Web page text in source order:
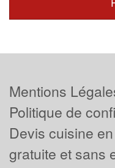
Mentions
Politique de
Devis cuisine
gratuite et sans